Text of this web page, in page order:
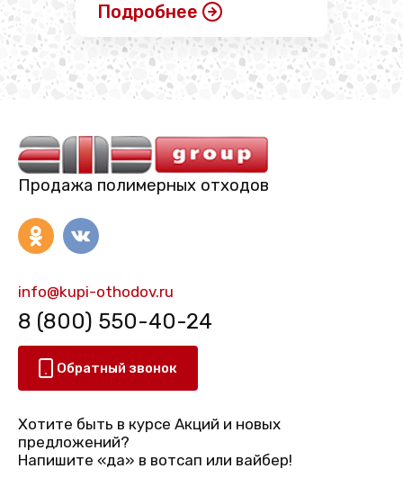
Подробнее
Продажа полимерных отходов
info@kupi-othodov.ru
8 (800) 550-40-24
Обратный звонок
Хотите быть в курсе Акций и новых
предложений?
Напишите «да» в вотсап или вайбер!